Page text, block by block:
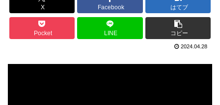
X Facebook はてブ
Pocket LINE コピー
2024.04.28